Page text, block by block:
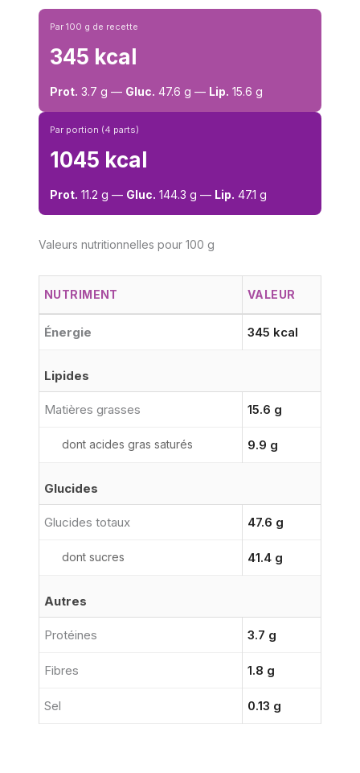
Par 100 g de recette
345 kcal
Prot. 3.7 g — Gluc. 47.6 g — Lip. 15.6 g
Par portion (4 parts)
1045 kcal
Prot. 11.2 g — Gluc. 144.3 g — Lip. 47.1 g
Valeurs nutritionnelles pour 100 g
NUTRIMENT VALEUR
Énergie 345 kcal
Lipides
Matières grasses 15.6 g
dont acides gras saturés 9.9 g
Glucides
Glucides totaux 47.6 g
dont sucres 41.4 g
Autres
Protéines 3.7 g
Fibres 1.8 g
Sel 0.13 g